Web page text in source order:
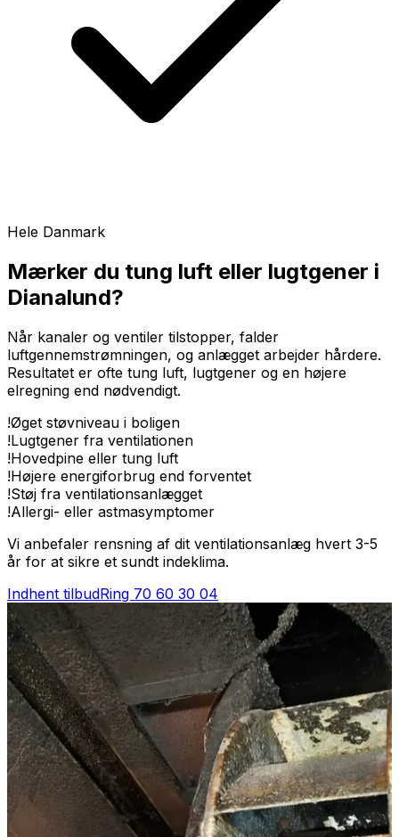
Hele Danmark
Mærker du tung luft eller lugtgener i
Dianalund?
Når kanaler og ventiler tilstopper, falder
luftgennemstrømningen, og anlægget arbejder hårdere.
Resultatet er ofte tung luft, lugtgener og en højere
elregning end nødvendigt.
!Øget støvniveau i boligen
!Lugtgener fra ventilationen
!Hovedpine eller tung luft
!Højere energiforbrug end forventet
!Støj fra ventilationsanlægget
!Allergi- eller astmasymptomer
Vi anbefaler rensning af dit ventilationsanlæg hvert 3-5
år for at sikre et sundt indeklima.
Indhent tilbudRing 70 60 30 04